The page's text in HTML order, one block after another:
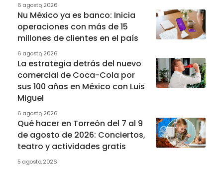
6 agosto, 2026
Nu México ya es banco: Inicia
operaciones con más de 15
millones de clientes en el país
6 agosto, 2026
La estrategia detrás del nuevo
comercial de Coca-Cola por
sus 100 años en México con Luis
Miguel
6 agosto, 2026
Qué hacer en Torreón del 7 al 9
de agosto de 2026: Conciertos,
teatro y actividades gratis
5 agosto, 2026